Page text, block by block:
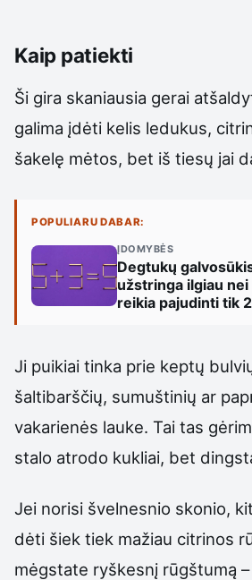
Kaip patiekti
Ši gira skaniausia gerai
galima įdėti kelis ledukus,
šakelę mėtos, bet iš tiesų jai
POPULIARU DABAR:
ĮDOMYBĖS
Degtukų
užstringa ilgiau
reikia pajudinti tik
Ji puikiai tinka prie keptų
šaltibarščių, sumuštinių ar
vakarienės lauke. Tai tas
stalo atrodo kukliai, bet
Jei norisi švelnesnio skonio,
dėti šiek tiek mažiau citrinos
mėgstate ryškesnį rūgštumą